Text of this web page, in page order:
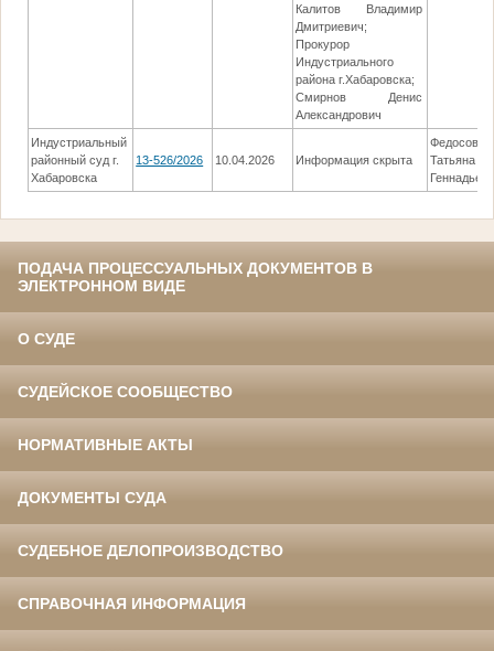
Калитов Владимир
Дмитриевич;
Прокурор
Индустриального
района г.Хабаровска;
Смирнов Денис
Александрович
Индустриальный
районный суд г.
Хабаровска
13-526/2026 10.04.2026 Информация скрыта
Федосова
Татьяна
ПОДАЧА ПРОЦЕССУАЛЬНЫХ ДОКУМЕНТОВ В
ЭЛЕКТРОННОМ ВИДЕ
О СУДЕ
СУДЕЙСКОЕ СООБЩЕСТВО
НОРМАТИВНЫЕ АКТЫ
ДОКУМЕНТЫ СУДА
СУДЕБНОЕ ДЕЛОПРОИЗВОДСТВО
СПРАВОЧНАЯ ИНФОРМАЦИЯ